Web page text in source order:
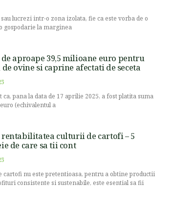
lucrezi intr-o zona izolata, fie ca este vorba de o
gospodarie la marginea
aproape 39,5 milioane euro pentru
ovine si caprine afectati de seceta
ca, pana la data de 17 aprilie 2025, a fost platita suma
(echivalentul a
rentabilitatea culturii de cartofi – 5
de care sa tii cont
cartofi nu este pretentioasa, pentru a obtine productii
consistente si sustenabile, este esential sa fii